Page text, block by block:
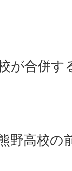
が合併す
野高校